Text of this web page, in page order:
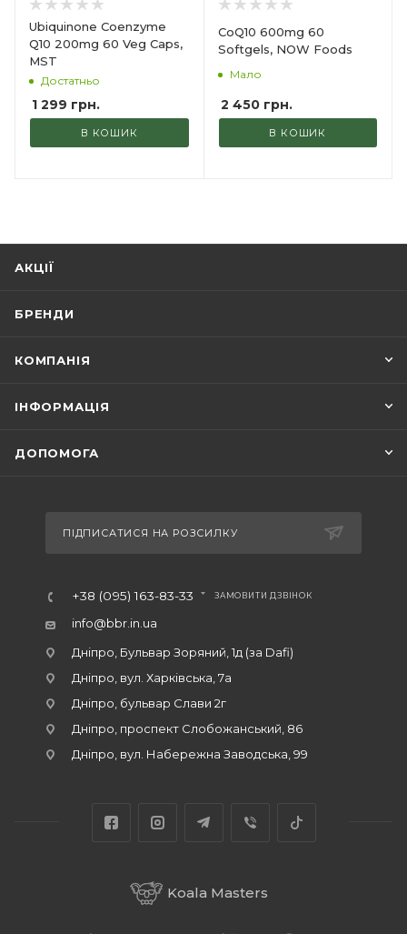
Ubiquinone Coenzyme
Q10 200mg 60 Veg Caps,
MST
Достатньо
1 299 грн.
В КОШИК
CoQ10 600mg 60
Softgels, NOW Foods
Мало
2 450грн.
В КОШИК
АКЦІЇ
БРЕНДИ
КОМПАНІЯ
ІНФОРМАЦІЯ
ДОПОМОГА
ПІДПИСАТИСЯ НА РОЗСИЛКУ
+38 (095) 163-83-33 ЗАМОВИТИ ДЗВІНОК
info@bbr.in.ua
Дніпро, Бульвар Зоряний, 1д (за Dafi)
Дніпро, вул. Харківська, 7а
Дніпро, бульвар Слави 2г
Дніпро, проспект Слобожанський, 86
Дніпро, вул. Набережна Заводська, 99
Koala Masters